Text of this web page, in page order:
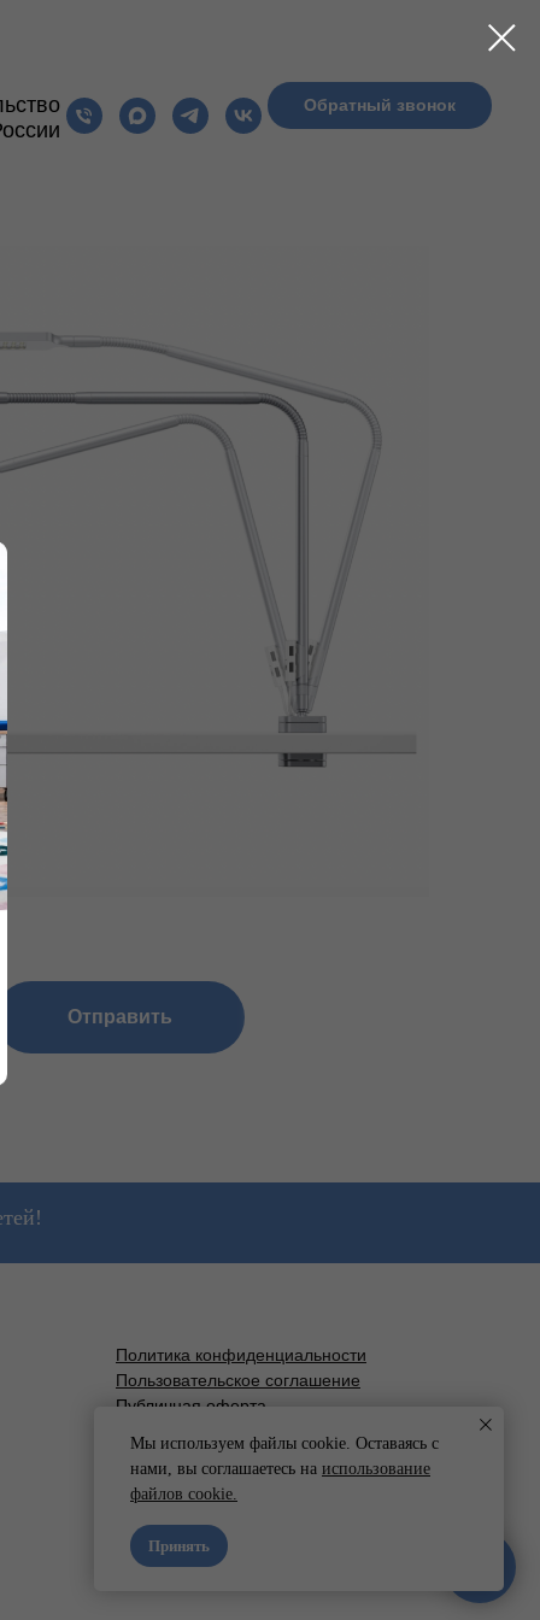
Обратный звонок
MOLL РАСПРОДАЖА
Мы используем файлы cookie. Оставаясь с
нами, вы соглашаетесь на использование
файлов cookie.
Принять
Отправить
Политика конфиденциальности
Пользовательское соглашение
Публичная оферта
hello@moll-shop.ru
+7(921) 958-80-16